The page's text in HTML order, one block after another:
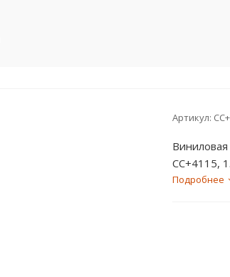
Артикул:
Подробнее